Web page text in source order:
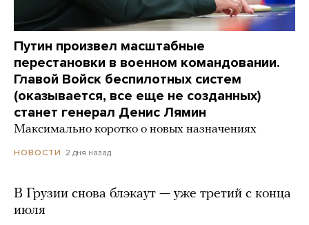
Путин произвел масштабные
перестановки в военном командовании.
Главой Войск беспилотных систем
(оказывается, все еще не созданных)
станет генерал Денис Лямин
Максимально коротко о новых назначениях
НОВОСТИ 2 дня назад
В Грузии снова блэкаут — уже третий с конца
июля